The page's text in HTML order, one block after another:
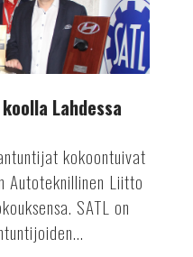
Lahdessa
kokoontuivat
Autoteknillinen Liitto
SATL on